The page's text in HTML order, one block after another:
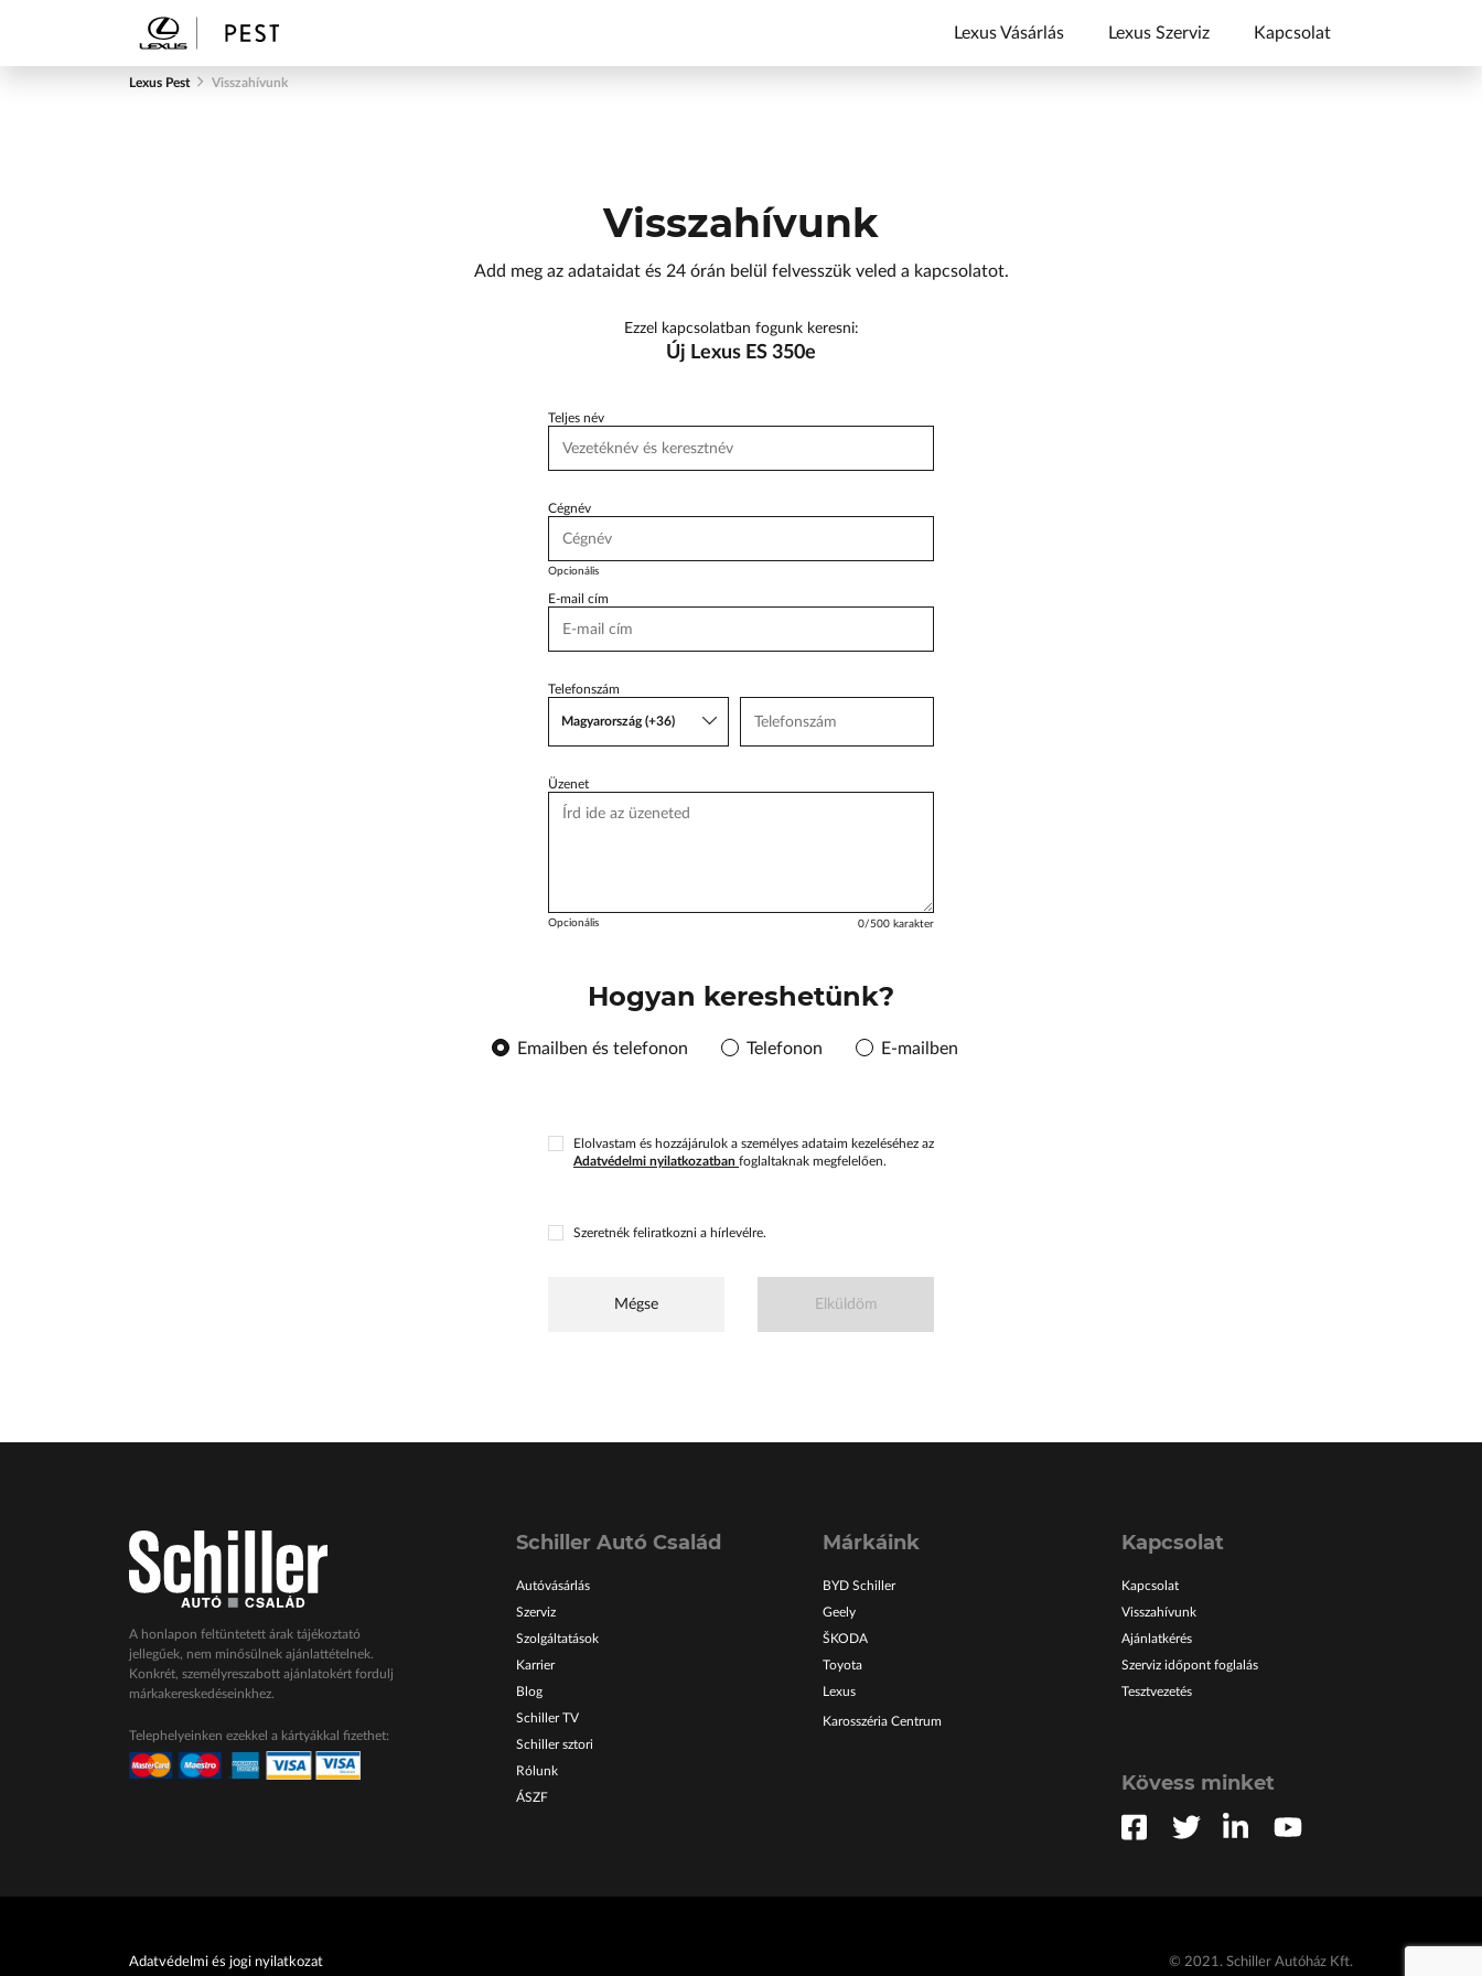
Lexus Vásárlás Lexus Szerviz Kapcsolat
Lexus Pest Visszahívunk
Visszahívunk
Add meg az adataidat és 24 órán belül felvesszük veled a kapcsolatot.
Ezzel kapcsolatban fogunk keresni:
Új Lexus ES 350e
Teljes név
Cégnév
Opcionális
E-mail cím
Telefonszám
Magyarország (+36)
Üzenet
Opcionális 0/500 karakter
Hogyan kereshetünk?
Emailben és telefonon Telefonon E-mailben
Elolvastam és hozzájárulok a személyes adataim kezeléséhez az
Adatvédelmi nyilatkozatban foglaltaknak megfelelően.
Szeretnék feliratkozni a hírlevélre.
Mégse Elküldöm
A honlapon feltüntetett árak tájékoztató
jellegűek, nem minősülnek ajánlattételnek.
Konkrét, személyreszabott ajánlatokért fordulj
márkakereskedéseinkhez.
Telephelyeinken ezekkel a kártyákkal fizethet:
Schiller Autó Család
Autóvásárlás
Szerviz
Szolgáltatások
Karrier
Blog
Schiller TV
Schiller sztori
Rólunk
ÁSZF
Márkáink
BYD Schiller
Geely
ŠKODA
Toyota
Lexus
Karosszéria Centrum
Kapcsolat
Kapcsolat
Visszahívunk
Ajánlatkérés
Szerviz időpont foglalás
Tesztvezetés
Kövess minket
Adatvédelmi és jogi nyilatkozat © 2021. Schiller Autóház Kft.